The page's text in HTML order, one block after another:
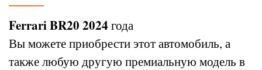
Ferrari BR20 2024 года
Вы можете приобрести этот автомобиль, а
также любую другую премиальную модель в